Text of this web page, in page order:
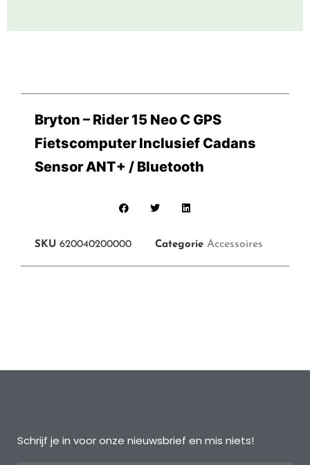
Bryton – Rider 15 Neo C GPS
Fietscomputer Inclusief Cadans
Sensor ANT+ / Bluetooth
SKU 620040200000 Categorie Accessoires
Schrijf je in voor onze nieuwsbrief en mis niets!